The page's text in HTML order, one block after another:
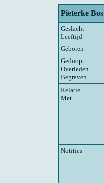
Pieterke Bos
Geslacht
Leeftijd
Geboren
Gedoopt
Overleden
Begraven
Relatie
Met
Notities